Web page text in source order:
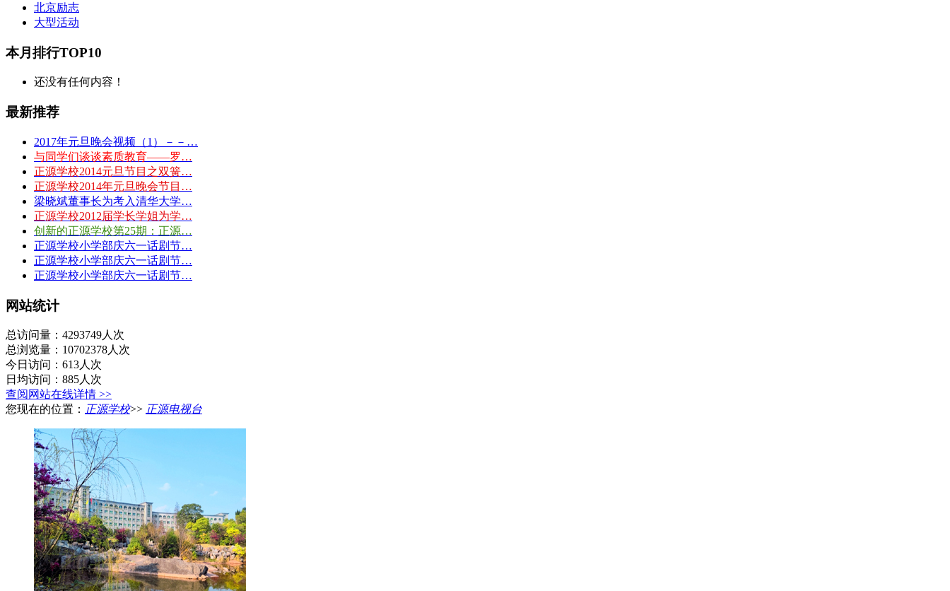
北京励志
大型活动
本月排行TOP10
还没有任何内容！
最新推荐
2017年元旦晚会视频（1）－－…
与同学们谈谈素质教育——罗…
正源学校2014元旦节目之双簧…
正源学校2014年元旦晚会节目…
梁晓斌董事长为考入清华大学…
正源学校2012届学长学姐为学…
创新的正源学校第25期：正源…
正源学校小学部庆六一话剧节…
正源学校小学部庆六一话剧节…
正源学校小学部庆六一话剧节…
网站统计
总访问量：4293749人次
总浏览量：10702378人次
今日访问：613人次
日均访问：885人次
查阅网站在线详情 >>
您现在的位置： 正源学校>> 正源电视台